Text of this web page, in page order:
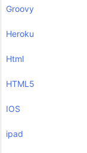
Groovy
Heroku
Html
HTML5
IOS
ipad